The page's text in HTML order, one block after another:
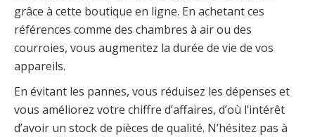
grâce à cette boutique en ligne. En achetant ces
références comme des chambres à air ou des
courroies, vous augmentez la durée de vie de vos
appareils.
En évitant les pannes, vous réduisez les dépenses et
vous améliorez votre chiffre d’affaires, d’où l’intérêt
d’avoir un stock de pièces de qualité. N’hésitez pas à